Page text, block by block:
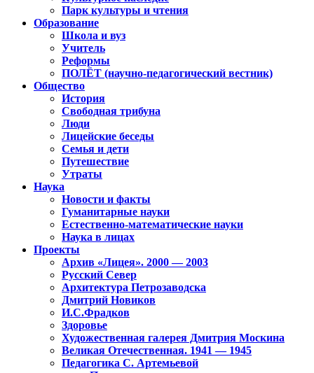
Парк культуры и чтения
Образование
Школа и вуз
Учитель
Реформы
ПОЛЁТ (научно-педагогический вестник)
Общество
История
Свободная трибуна
Люди
Лицейские беседы
Семья и дети
Путешествие
Утраты
Наука
Новости и факты
Гуманитарные науки
Естественно-математические науки
Наука в лицах
Проекты
Архив «Лицея». 2000 — 2003
Русский Север
Архитектура Петрозаводска
Дмитрий Новиков
И.С.Фрадков
Здоровье
Художественная галерея Дмитрия Москина
Великая Отечественная. 1941 — 1945
Педагогика С. Артемьевой